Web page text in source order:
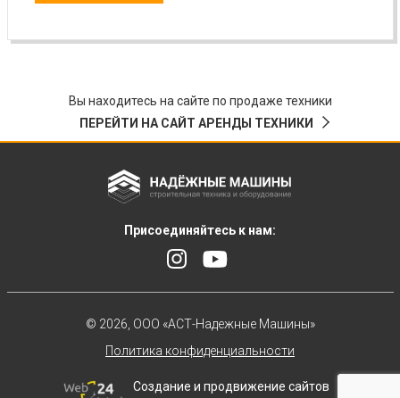
Вы находитесь на сайте по продаже техники
ПЕРЕЙТИ НА САЙТ АРЕНДЫ ТЕХНИКИ
Присоединяйтесь к нам:
© 2026, ООО «АСТ-Надежные Машины»
Политика конфиденциальности
Создание и продвижение сайтов